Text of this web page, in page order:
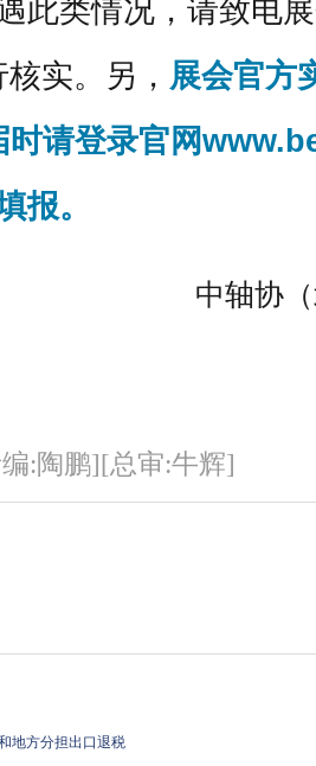
此类情况，请致电
实。
另， 展会官方
时请登录官网
报。
中轴协
:陶鹏][总审:牛辉]
地方分担出口退税